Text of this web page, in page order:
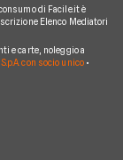
di Facile.it è
iscrizione Elenco Mediatori
e carte, noleggio a
con socio unico•